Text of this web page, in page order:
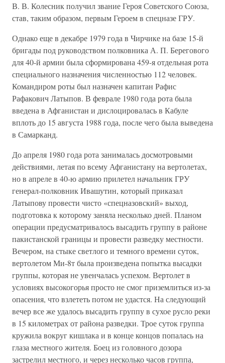
В. В. Колесник получил звание Героя Советского Союза,
став, таким образом, первым Героем в спецназе ГРУ.
Однако еще в декабре 1979 года в Чирчике на базе 15-й
бригады под руководством полковника А. П. Берегового
для 40-й армии была сформирована 459-я отдельная рота
специального назначения численностью 112 человек.
Командиром роты был назначен капитан Рафис
Рафакович Латыпов. В феврале 1980 года рота была
введена в Афганистан и дислоцировалась в Кабуле
вплоть до 15 августа 1988 года, после чего была выведена
в Самарканд.
До апреля 1980 года рота занималась досмотровыми
действиями, летая по всему Афганистану на вертолетах,
но в апреле в 40-ю армию прилетел начальник ГРУ
генерал-полковник Ивашутин, который приказал
Латыпову провести чисто «спецназовский» выход,
подготовка к которому заняла несколько дней. Планом
операции предусматривалось высадить группу в районе
пакистанской границы и провести разведку местности.
Вечером, на стыке светлого и темного времени суток,
вертолетом Ми-8т была произведена попытка высадки
группы, которая не увенчалась успехом. Вертолет в
условиях высокогорья просто не смог приземлиться из-за
опасения, что взлететь потом не удастся. На следующий
вечер все же удалось высадить группу в сухое русло реки
в 15 километрах от района разведки. Трое суток группа
кружила вокруг кишлака и в конце концов попалась на
глаза местного жителя. Боец из головного дозора
застрелил местного, и через несколько часов группа,